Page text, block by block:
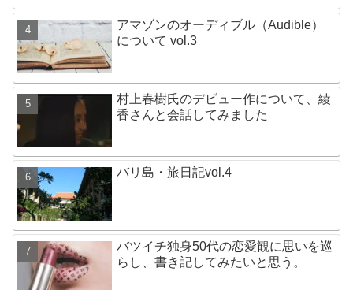
アマゾンのオーディブル（Audible）
について vol.3
村上春樹氏のデビュー作について、綾
香さんと会話してみました
バリ島・旅日記vol.4
バツイチ独身50代の恋愛観に思いを巡
らし、書き記してみたいと思う。